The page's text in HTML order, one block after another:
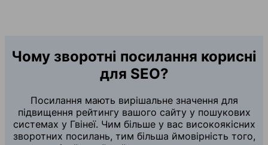
Чому зворотні посилання корисні
для SEO?
Посилання мають вирішальне значення для
підвищення рейтингу вашого сайту у пошукових
системах у Гвінеї. Чим більше у вас високоякісних
зворотних посилань, тим більша ймовірність того,